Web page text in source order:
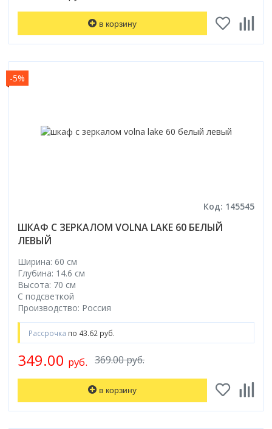
в корзину
-5%
Код: 145545
ШКАФ С ЗЕРКАЛОМ VOLNA LAKE 60 БЕЛЫЙ
ЛЕВЫЙ
Ширина: 60 см
Глубина: 14.6 см
Высота: 70 см
С подсветкой
Производство: Россия
Рассрочка по 43.62 руб.
369.00 руб.
349.00 руб.
в корзину